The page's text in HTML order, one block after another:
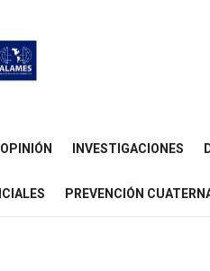
INVESTIGACIONES
PREVENCIÓN